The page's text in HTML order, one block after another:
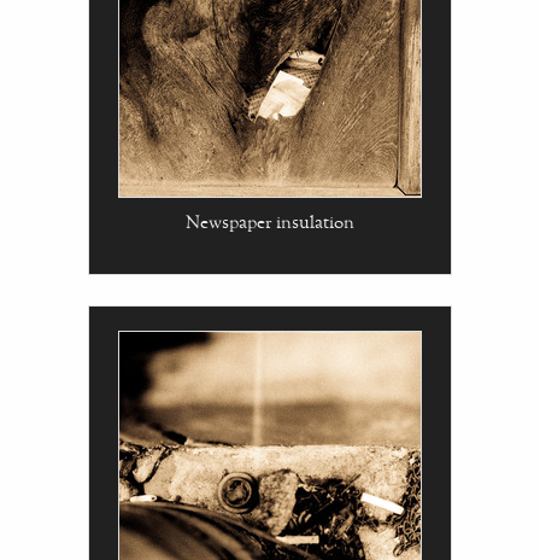
Newspaper insulation